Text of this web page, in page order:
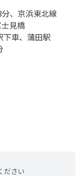
、 京浜東北線
見橋
車、 蒲田駅
ださい